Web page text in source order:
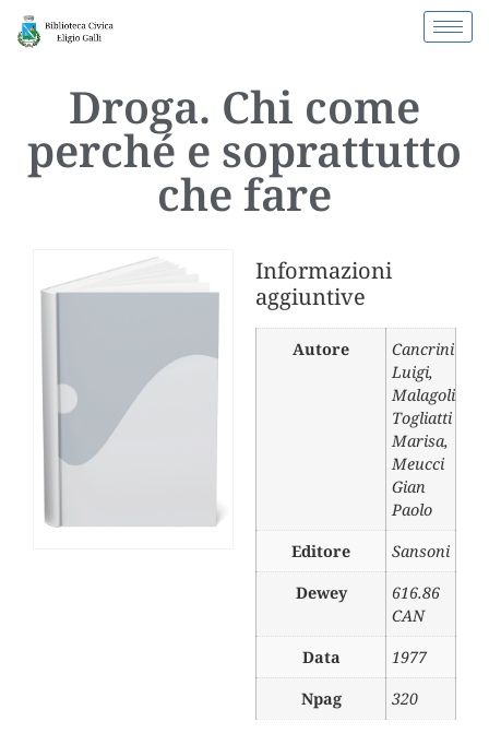
Droga. Chi come
perché e soprattutto
che fare
Informazioni
aggiuntive
Autore
Cancrini
Luigi,
Malagoli
Togliatti
Marisa,
Meucci
Gian
Paolo
Editore
Sansoni
Dewey
616.86
CAN
Data
1977
Npag
320